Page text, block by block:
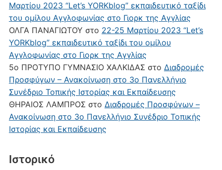
Μαρτίου 2023 “Let’s YORKblog” εκπαιδευτικό ταξίδι
του ομίλου Αγγλοφωνίας στο Γιορκ της Αγγλίας
ΟΛΓΑ ΠΑΝΑΓΙΩΤΟΥ στο 22-25 Μαρτίου 2023 “Let’s
YORKblog” εκπαιδευτικό ταξίδι του ομίλου
Αγγλοφωνίας στο Γιορκ της Αγγλίας
5ο ΠΡΟΤΥΠΟ ΓΥΜΝΑΣΙΟ ΧΑΛΚΙΔΑΣ στο Διαδρομές
Προσφύγων – Ανακοίνωση στο 3ο Πανελλήνιο
Συνέδριο Τοπικής Ιστορίας και Εκπαίδευσης
ΘΗΡΑΙΟΣ ΛΑΜΠΡΟΣ στο Διαδρομές Προσφύγων –
Ανακοίνωση στο 3ο Πανελλήνιο Συνέδριο Τοπικής
Ιστορίας και Εκπαίδευσης
Ιστορικό